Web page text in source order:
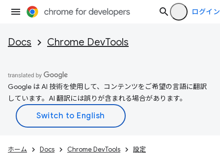
ログイン
Docs Chrome DevTools
Google は AI 技術を使用して、コンテンツをご希望の言語に翻訳
しています。AI 翻訳には誤りが含まれる場合があります。
ホーム Docs Chrome DevTools 設定